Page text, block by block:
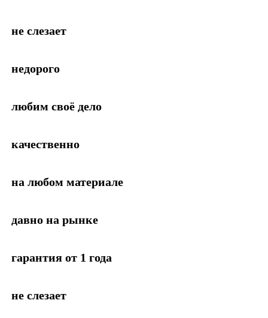
не слезает
недорого
любим своё дело
качественно
на любом материале
давно на рынке
гарантия от 1 года
не слезает